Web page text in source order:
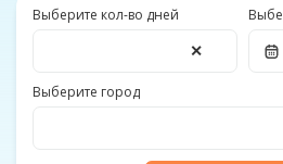
Выберите кол-во дней
✕
Выберите город